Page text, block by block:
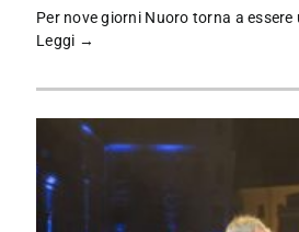
Per nove giorni Nuoro torna a essere
Leggi →